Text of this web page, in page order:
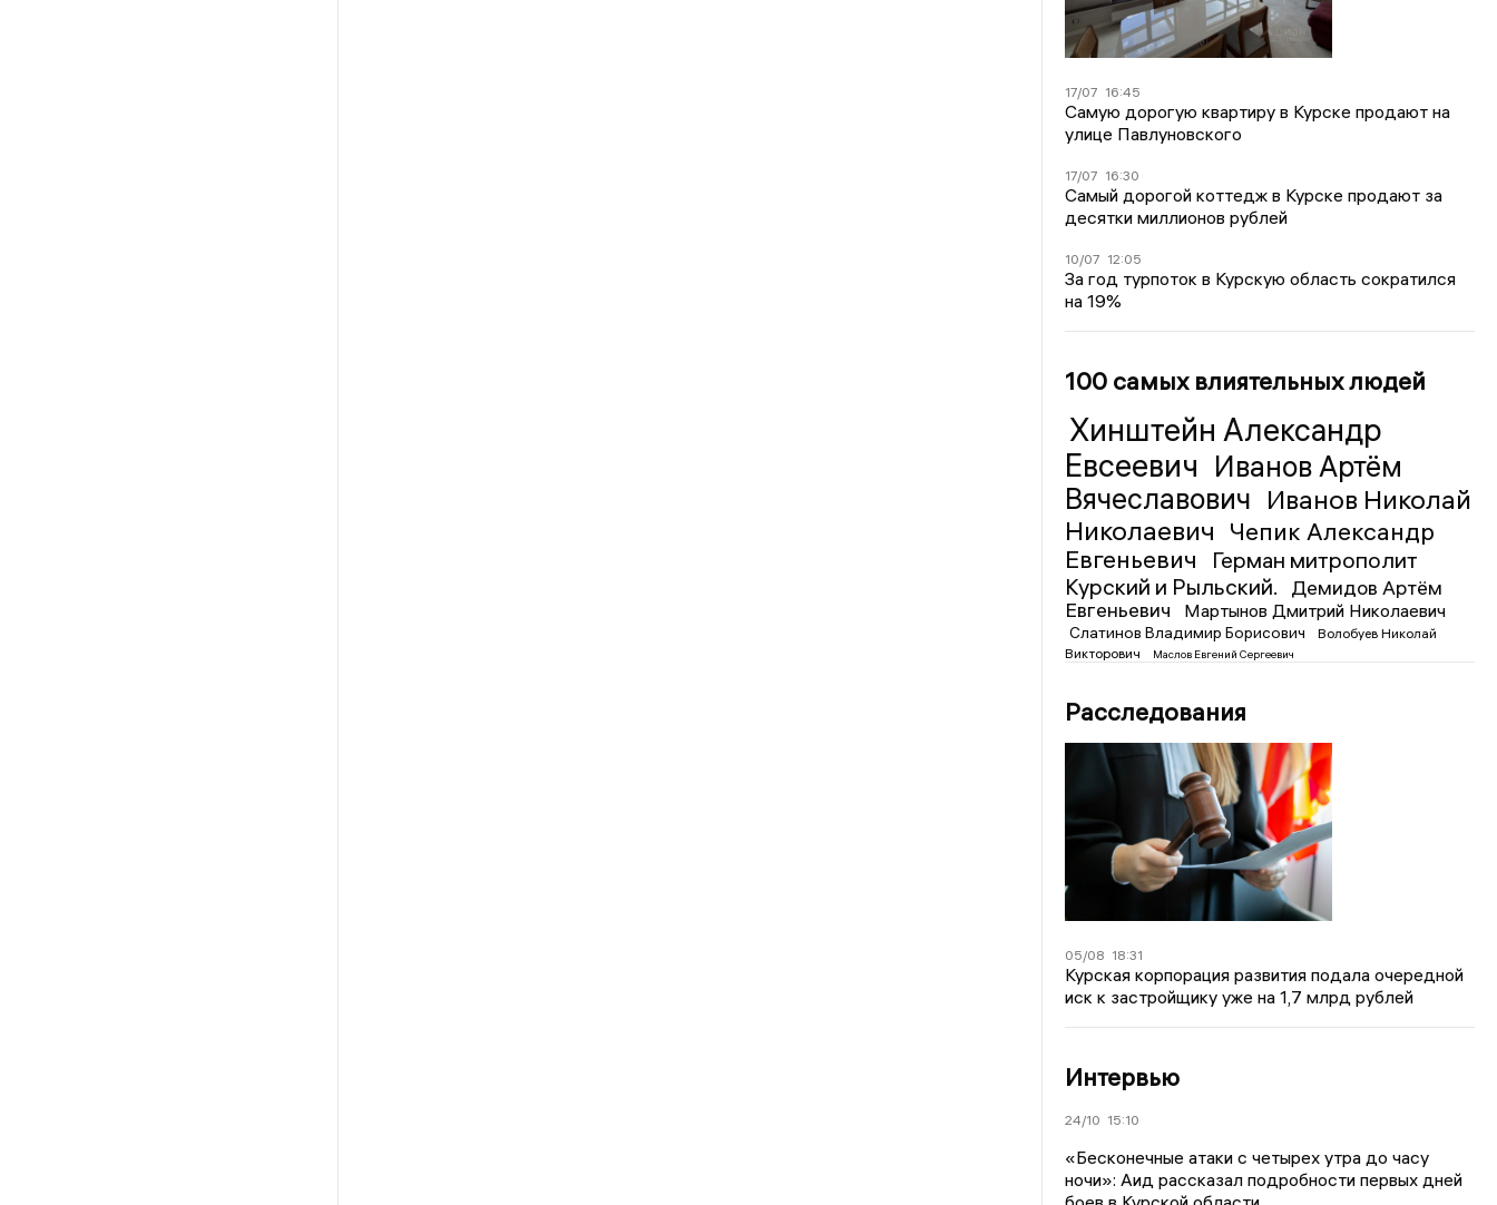
17/07 16:45
Самую дорогую квартиру в Курске продают на
улице Павлуновского
17/07 16:30
Самый дорогой коттедж в Курске продают за
десятки миллионов рублей
10/07 12:05
За год турпоток в Курскую область сократился
на 19%
100 самых влиятельных людей
Хинштейн Александр
Евсеевич Иванов Артём
Вячеславович Иванов Николай
Николаевич Чепик Александр
Евгеньевич
Герман митрополит
Курский и Рыльский.
Демидов Артём
Евгеньевич
Мартынов Дмитрий Николаевич
Слатинов Владимир Борисович
Волобуев Николай
Викторович
Маслов Евгений Сергеевич
Расследования
05/08 18:31
Курская корпорация развития подала очередной
иск к застройщику уже на 1,7 млрд рублей
Интервью
24/10 15:10
«Бесконечные атаки с четырех утра до часу
ночи»: Аид рассказал подробности первых дней